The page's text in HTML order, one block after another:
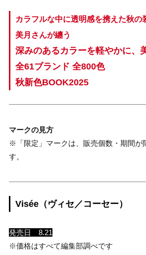
カラフルな中に透明感を携えた秋の
美月さんが纏う
深みのあるカラーを軽やかに、
全61ブランド 全800色
秋新色BOOK2025
マークの見方
※「限定」マークは、販売個数・期間が
す。
Visée（ヴィセ／コーセー）
発売日 8.21
※価格はすべて編集部調べです